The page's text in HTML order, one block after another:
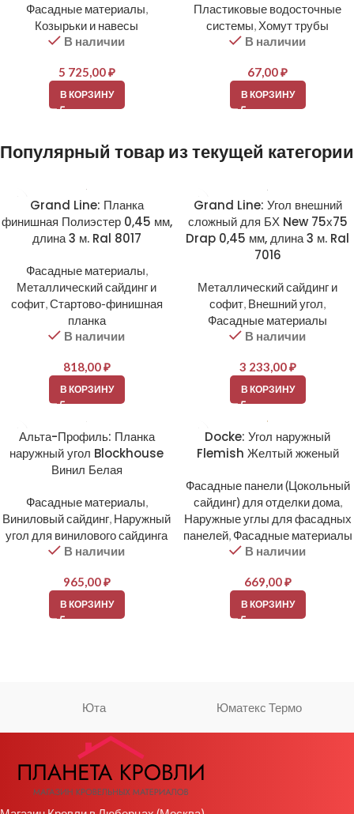
Фасадные материалы,
Козырьки и навесы
В наличии
5 725,00₽
В КОРЗИНУ
Пластиковые водосточные
системы, Хомут трубы
В наличии
67,00₽
В КОРЗИНУ
Популярный товар из текущей категории
Grand Line: Планка
финишная Полиэстер 0,45 мм,
длина 3 м. Ral 8017
Фасадные материалы,
Металлический сайдинг и
софит,Стартово-финишная
планка
В наличии
818,00₽
В КОРЗИНУ
Grand Line: Угол внешний
сложный для БХ New 75х75
Drap 0,45 мм, длина 3 м. Ral
7016
Металлический сайдинг и
софит, Внешний угол,
Фасадные материалы
В наличии
3 233,00₽
В КОРЗИНУ
Альта-Профиль: Планка
наружный угол Blockhouse
Винил Белая
Фасадные материалы,
Виниловый сайдинг, Наружный
угол для винилового сайдинга
В наличии
965,00₽
В КОРЗИНУ
Docke: Угол наружный
Flemish Желтый жженый
Фасадные панели (Цокольный
сайдинг) для отделки дома,
Наружные углы для фасадных
панелей, Фасадные материалы
В наличии
669,00₽
В КОРЗИНУ
Юта Юматекс Термо